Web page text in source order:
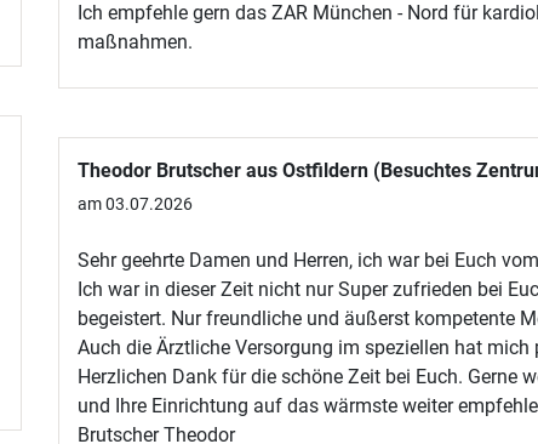
Ich empfehle gern das ZAR München - Nord für
maßnahmen.
Theodor Brutscher aus Ostfildern (Besuchtes
am 03.07.2026
Sehr geehrte Damen und Herren, ich war bei Euch
Ich war in dieser Zeit nicht nur Super zufrieden bei
begeistert. Nur freundliche und äußerst kompetente
Auch die Ärztliche Versorgung im speziellen hat mich
Herzlichen Dank für die schöne Zeit bei Euch. Gerne
und Ihre Einrichtung auf das wärmste weiter
Brutscher Theodor